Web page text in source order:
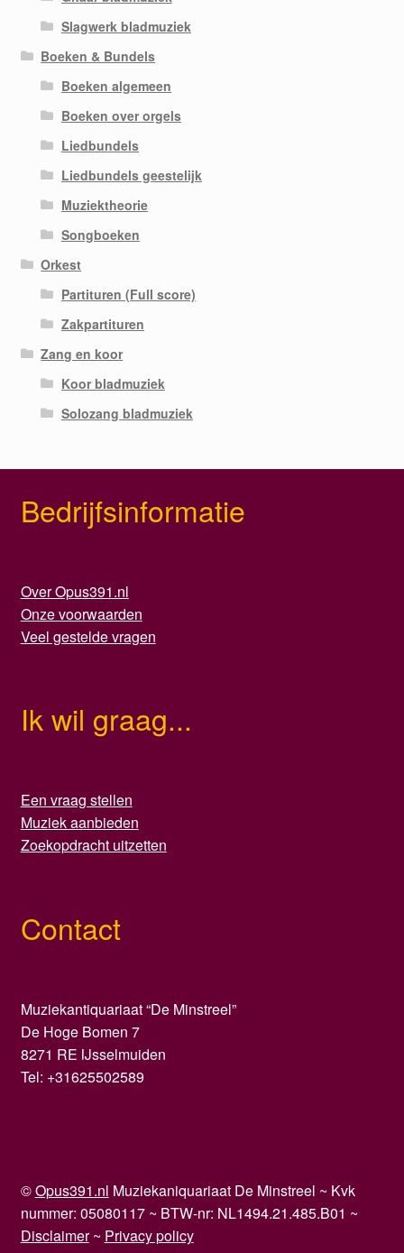
Slagwerk bladmuziek
Boeken & Bundels
Boeken algemeen
Boeken over orgels
Liedbundels
Liedbundels geestelijk
Muziektheorie
Songboeken
Orkest
Partituren (Full score)
Zakpartituren
Zang en koor
Koor bladmuziek
Solozang bladmuziek
Bedrijfsinformatie
Over Opus391.nl
Onze voorwaarden
Veel gestelde vragen
Ik wil graag...
Een vraag stellen
Muziek aanbieden
Zoekopdracht uitzetten
Contact
Muziekantiquariaat “De Minstreel”
De Hoge Bomen 7
8271 RE IJsselmuiden
Tel: +31625502589
©Opus391.nl Muziekaniquariaat De Minstreel ~ Kvk
nummer: 05080117 ~ BTW-nr: NL1494.21.485.B01 ~
Disclaimer~ Privacy policy